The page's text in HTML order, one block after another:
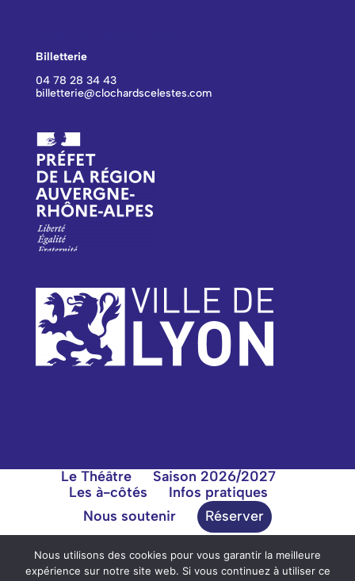
Billetterie
04 78 28 34 43
billetterie@clochardscelestes.com
Le Théâtre
Saison 2026/2027
Les à-côtés
Infos pratiques
Nous soutenir
Réserver
Nous utilisons des cookies pour vous garantir la meilleure
expérience sur notre site web. Si vous continuez à utiliser ce